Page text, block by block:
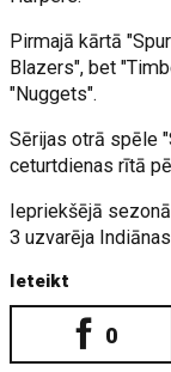
Pirmajā kārtā
Blazers", bet
"Nuggets".
Sērijas otrā spēle
ceturtdienas rītā
Iepriekšējā
3 uzvarēja
Ieteikt
0